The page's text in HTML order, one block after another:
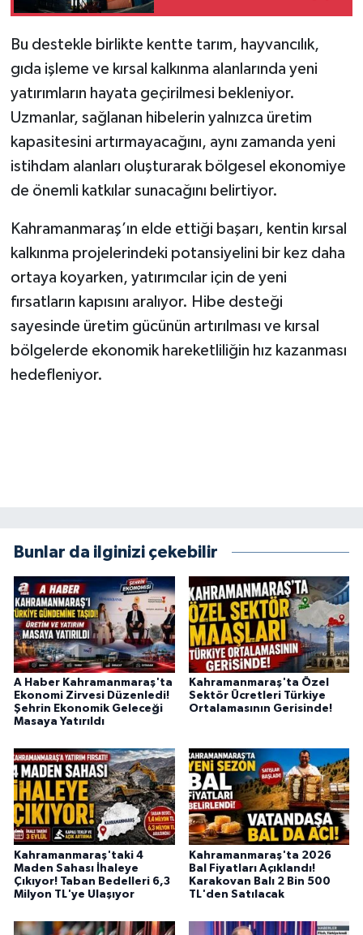
Bu destekle birlikte kentte tarım, hayvancılık,
gıda işleme ve kırsal kalkınma alanlarında yeni
yatırımların hayata geçirilmesi bekleniyor.
Uzmanlar, sağlanan hibelerin yalnızca üretim
kapasitesini artırmayacağını, aynı zamanda yeni
istihdam alanları oluşturarak bölgesel ekonomiye
de önemli katkılar sunacağını belirtiyor.
Kahramanmaraş’ın elde ettiği başarı, kentin kırsal
kalkınma projelerindeki potansiyelini bir kez daha
ortaya koyarken, yatırımcılar için de yeni
fırsatların kapısını aralıyor. Hibe desteği
sayesinde üretim gücünün artırılması ve kırsal
bölgelerde ekonomik hareketliliğin hız kazanması
hedefleniyor.
Bunlar da ilginizi çekebilir
A Haber Kahramanmaraş'ta
Ekonomi Zirvesi Düzenledi!
Şehrin Ekonomik Geleceği
Masaya Yatırıldı
Kahramanmaraş'ta Özel
Sektör Ücretleri Türkiye
Ortalamasının Gerisinde!
Kahramanmaraş'taki 4
Maden Sahası İhaleye
Çıkıyor! Taban Bedelleri 6,3
Milyon TL'ye Ulaşıyor
Kahramanmaraş'ta 2026
Bal Fiyatları Açıklandı!
Karakovan Balı 2 Bin 500
TL'den Satılacak
KİTAP
HEDEF2020
OTOMOBİL
MİZAH
Politika
YEREL
BÖLGEDEN
BİLİM TEKNOLOJİ
BİLİM VE TEKNOLOJİ
YARIŞMALAR
TANITIM
HABERDE İNSAN